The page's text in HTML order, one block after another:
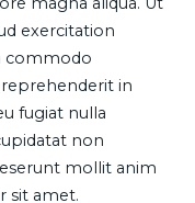
exercitation
commodo
in
fugiat nulla
non
mollit anim
sit amet.